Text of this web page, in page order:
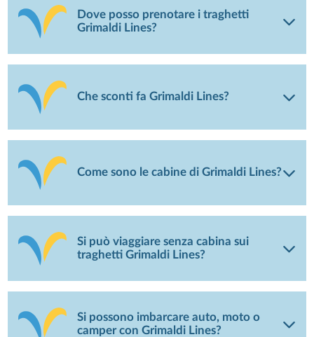
Dove posso prenotare i traghetti
Grimaldi Lines?
Che sconti fa Grimaldi Lines?
Come sono le cabine di Grimaldi Lines?
Si può viaggiare senza cabina sui
traghetti Grimaldi Lines?
Si possono imbarcare auto, moto o
camper con Grimaldi Lines?